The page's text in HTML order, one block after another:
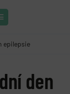
epilepsie
den